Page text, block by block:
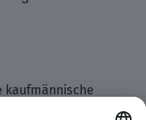
kaufmännische